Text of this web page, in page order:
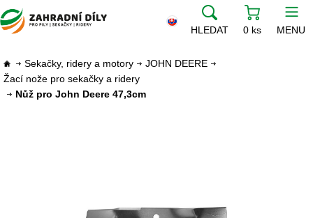
HLEDAT 0 ks MENU
Sekačky, ridery a motory
JOHN DEERE
Žací nože pro sekačky a ridery
Nůž pro John Deere 47,3cm